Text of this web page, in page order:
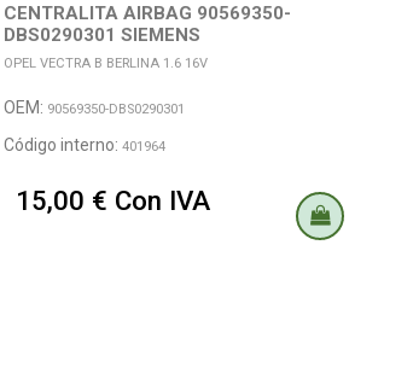
CENTRALITA AIRBAG 90569350-
DBS0290301 SIEMENS
OPEL VECTRA B BERLINA 1.6 16V
OEM: 90569350-DBS0290301
Código interno: 401964
15,00 € Con IVA